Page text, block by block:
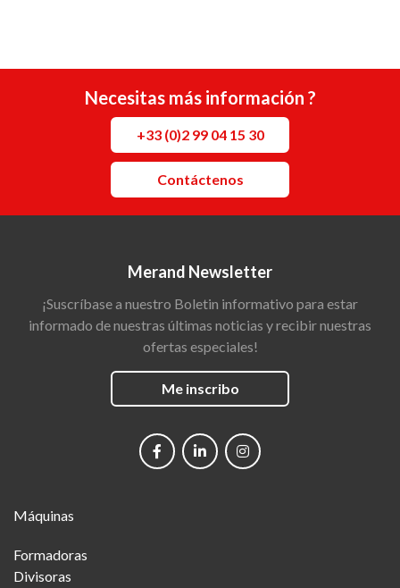
Necesitas más información ?
+33 (0)2 99 04 15 30
Contáctenos
Merand Newsletter
¡Suscríbase a nuestro Boletin informativo para estar
informado de nuestras últimas noticias y recibir nuestras
ofertas especiales!
Me inscribo
Menu
Máquinas
Formadoras
Divisoras